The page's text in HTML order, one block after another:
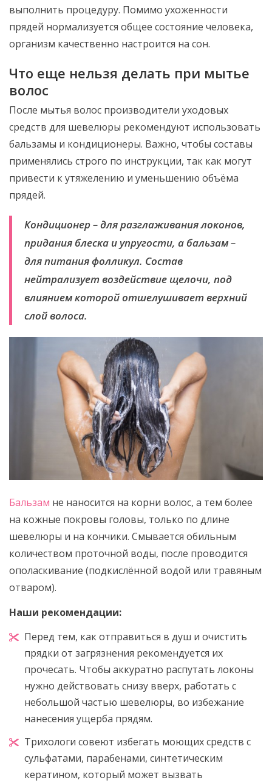
выполнить процедуру. Помимо ухоженности
прядей нормализуется общее состояние человека,
организм качественно настроится на сон.
Что еще нельзя делать при мытье
волос
После мытья волос производители уходовых
средств для шевелюры рекомендуют использовать
бальзамы и кондиционеры. Важно, чтобы составы
применялись строго по инструкции, так как могут
привести к утяжелению и уменьшению объёма
прядей.
Кондиционер – для разглаживания локонов,
придания блеска и упругости, а бальзам –
для питания фолликул. Состав
нейтрализует воздействие щелочи, под
влиянием которой отшелушивает верхний
слой волоса.
Бальзам не наносится на корни волос, а тем более
на кожные покровы головы, только по длине
шевелюры и на кончики. Смывается обильным
количеством проточной воды, после проводится
ополаскивание (подкислённой водой или травяным
отваром).
Наши рекомендации:
Перед тем, как отправиться в душ и очистить
прядки от загрязнения рекомендуется их
прочесать. Чтобы аккуратно распутать локоны
нужно действовать снизу вверх, работать с
небольшой частью шевелюры, во избежание
нанесения ущерба прядям.
Трихологи совеют избегать моющих средств с
сульфатами, парабенами, синтетическим
кератином, который может вызвать